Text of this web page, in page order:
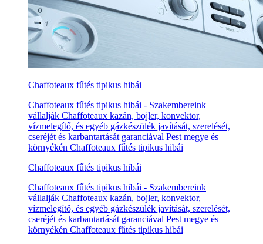
Chaffoteaux fűtés tipikus hibái
Chaffoteaux fűtés tipikus hibái - Szakembereink
vállalják Chaffoteaux kazán, bojler, konvektor,
vízmelegítő, és egyéb gázkészülék javítását, szerelését,
cseréjét és karbantartását garanciával Pest megye és
környékén Chaffoteaux fűtés tipikus hibái
Chaffoteaux fűtés tipikus hibái
Chaffoteaux fűtés tipikus hibái - Szakembereink
vállalják Chaffoteaux kazán, bojler, konvektor,
vízmelegítő, és egyéb gázkészülék javítását, szerelését,
cseréjét és karbantartását garanciával Pest megye és
környékén Chaffoteaux fűtés tipikus hibái